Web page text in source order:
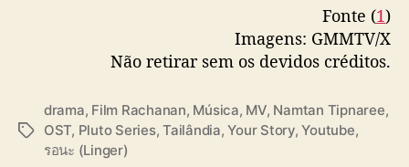
pic.twitter.com/9uEhAGEeqZ
Fonte (1)
Imagens: GMMTV/X
Não retirar sem os devidos créditos.
T
drama, Film Rachanan, Música, MV, Namtan Tipnaree,
OST, Pluto Series,Tailândia,Your Story,Youtube,
รอนะ (Linger)